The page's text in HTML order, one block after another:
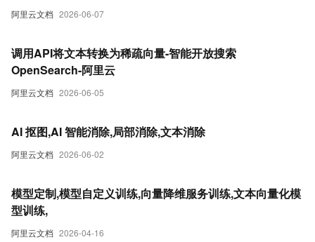
阿里云文档 2026-06-07
阿里云文档 2026-06-05
调用API将文本转换为稀疏向量-智能开放搜索
OpenSearch-阿里云
阿里云文档 2026-06-02
AI 抠图,AI 智能消除,局部消除,文本消除
阿里云文档 2026-04-16
模型定制,模型自定义训练,向量降维服务训练,文本向量化模
型训练,